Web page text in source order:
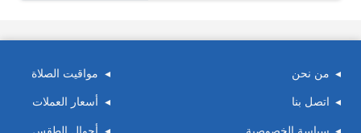
من نحن
اتصل بنا
سياسة الخصوصية
مواقيت الصلاة
أسعار العملات
أحوال الطقس